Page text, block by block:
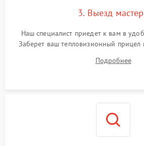
от замыкания
3. Выезд
Наш специалист приедет к вам в
Заберет ваш тепловизионный прицел
Подробнее